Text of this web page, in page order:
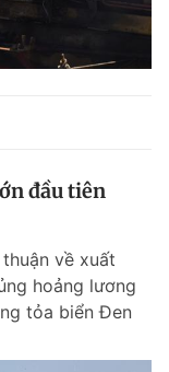
đầu tiên
về xuất
hoảng lương
tỏa biển Đen